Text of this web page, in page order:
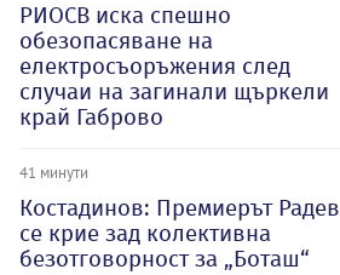
РИОСВ иска спешно
обезопасяване на
електросъоръжения след
случаи на загинали щъркели
край Габрово
41 минути
Костадинов: Премиерът Радев
се крие зад колективна
безотговорност за „Боташ“